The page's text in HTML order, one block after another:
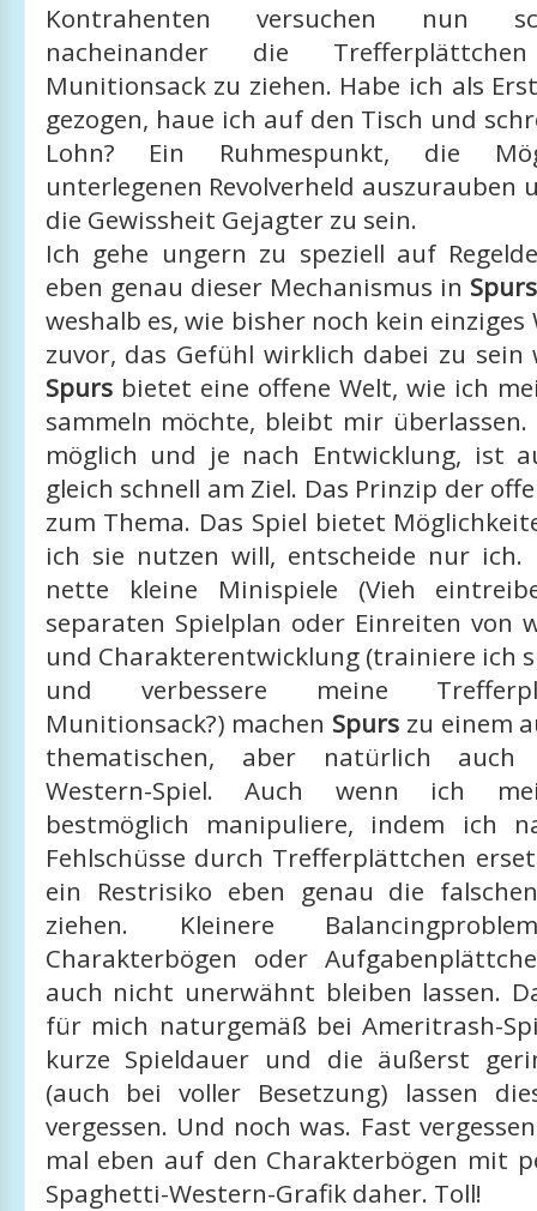
Kontrahenten versuchen nun
nacheinander die
Munitionsack zu ziehen. Habe ich als
gezogen, haue ich auf den Tisch und
Lohn? Ein Ruhmespunkt, die
unterlegenen Revolverheld auszurauben
die Gewissheit Gejagter zu sein.
Ich gehe ungern zu speziell auf
eben genau dieser Mechanismus in Spurs
weshalb es, wie bisher noch kein einziges
zuvor, das Gefühl wirklich dabei zu sein
Spursbietet eine offene Welt, wie ich
sammeln möchte, bleibt mir überlassen.
möglich und je nach Entwicklung, ist
gleich schnell am Ziel. Das Prinzip der
zum Thema. Das Spiel bietet
ich sie nutzen will, entscheide nur ich.
nette kleine Minispiele (Vieh
separaten Spielplan oder Einreiten von
und Charakterentwicklung (trainiere ich
und verbessere meine
Munitionsack?) machen Spurs zu einem
thematischen, aber natürlich auch
Western-Spiel. Auch wenn ich
bestmöglich manipuliere, indem ich
Fehlschüsse durch Trefferplättchen
ein Restrisiko eben genau die
ziehen. Kleinere
Charakterbögen oder
auch nicht unerwähnt bleiben lassen.
für mich naturgemäß bei Ameritrash-
kurze Spieldauer und die äußerst
(auch bei voller Besetzung) lassen
vergessen. Und noch was. Fast
mal eben auf den Charakterbögen mit
Spaghetti-Western-Grafik daher. Toll!